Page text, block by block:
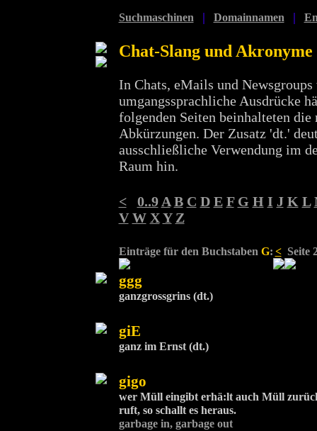
Suchmaschinen | Domainnamen |
Chat-Slang und Akronyme
In Chats, eMails und Newsgroups
umgangssprachliche Ausdrücke
folgenden Seiten beinhalteten die
Abkürzungen. Der Zusatz 'dt.'
ausschließliche Verwendung im
Raum hin.
< 0..9 A B C D E F G H I J K L
V W X Y Z
Einträge für den Buchstaben G: < Seite
ggg
ganzgrossgrins (dt.)
giE
ganz im Ernst (dt.)
gigo
wer Müll eingibt erhä:lt auch Müll
ruft, so schallt es heraus.
garbage in, garbage out